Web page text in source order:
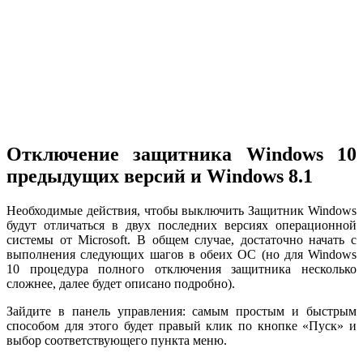
Отключение защитника Windows 10
предыдущих версий и Windows 8.1
Необходимые действия, чтобы выключить Защитник Windows
будут отличаться в двух последних версиях операционной
системы от Microsoft. В общем случае, достаточно начать с
выполнения следующих шагов в обеих ОС (но для Windows
10 процедура полного отключения защитника несколько
сложнее, далее будет описано подробно).
Зайдите в панель управления: самым простым и быстрым
способом для этого будет правый клик по кнопке «Пуск» и
выбор соответствующего пункта меню.